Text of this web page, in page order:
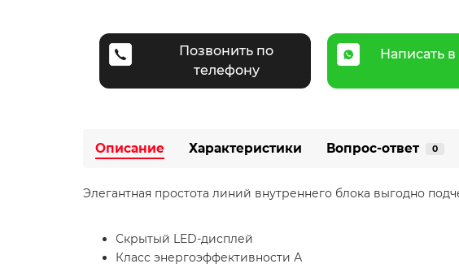
Позвонить по
телефону
Написать
Описание Характеристики Вопрос-ответ 0
Элегантная простота линий внутреннего блока выгодно
Скрытый LED-дисплей
Класс энергоэффективности А